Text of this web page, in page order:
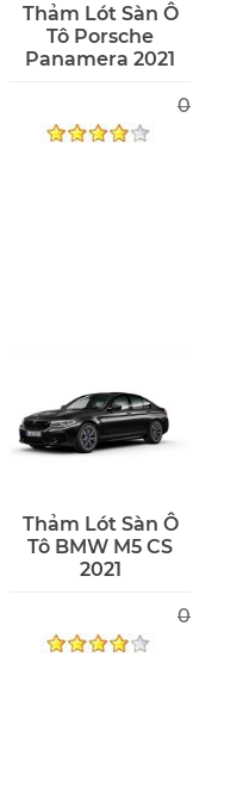
Thảm Lót Sàn Ô
Tô Porsche
Panamera 2021
0
Thảm Lót Sàn Ô
Tô BMW M5 CS
2021
0